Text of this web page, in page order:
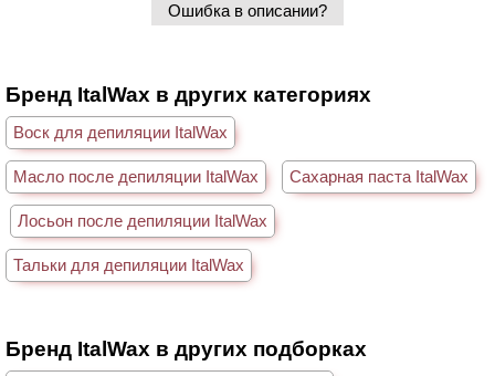
Ошибка в описании?
Бренд ItalWax в других категориях
Воск для депиляции ItalWax
Масло после депиляции ItalWax Сахарная паста ItalWax
Лосьон после депиляции ItalWax
Тальки для депиляции ItalWax
Бренд ItalWax в других подборках